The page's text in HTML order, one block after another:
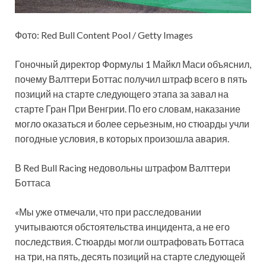
Фото: Red Bull Content Pool / Getty Images
Гоночный директор Формулы 1 Майкл Маси объяснил,
почему Валттери Боттас получил штраф всего в пять
позиций на старте следующего этапа за завал на
старте Гран При Венгрии. По его словам, наказание
могло оказаться и более серьезным, но стюарды учли
погодные условия, в которых произошла авария.
В Red Bull Racing недовольны штрафом Валттери
Боттаса
«Мы уже отмечали, что при расследовании
учитываются обстоятельства инцидента, а не его
последствия. Стюарды могли оштрафовать Боттаса
на три, на пять, десять позиций на старте следующей